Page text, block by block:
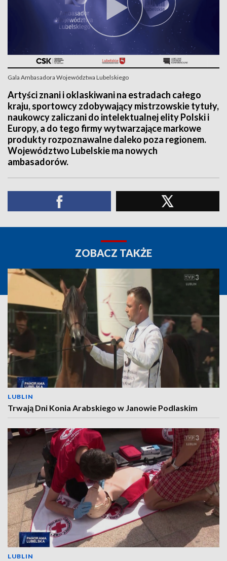
Gala Ambasadora Województwa Lubelskiego
Artyści znani i oklaskiwani na estradach całego
kraju, sportowcy zdobywający mistrzowskie tytuły,
naukowcy zaliczani do intelektualnej elity Polski i
Europy, a do tego firmy wytwarzające markowe
produkty rozpoznawalne daleko poza regionem.
Województwo Lubelskie ma nowych
ambasadorów.
ZOBACZ TAKŻE
LUBLIN
Trwają Dni Konia Arabskiego w Janowie Podlaskim
LUBLIN